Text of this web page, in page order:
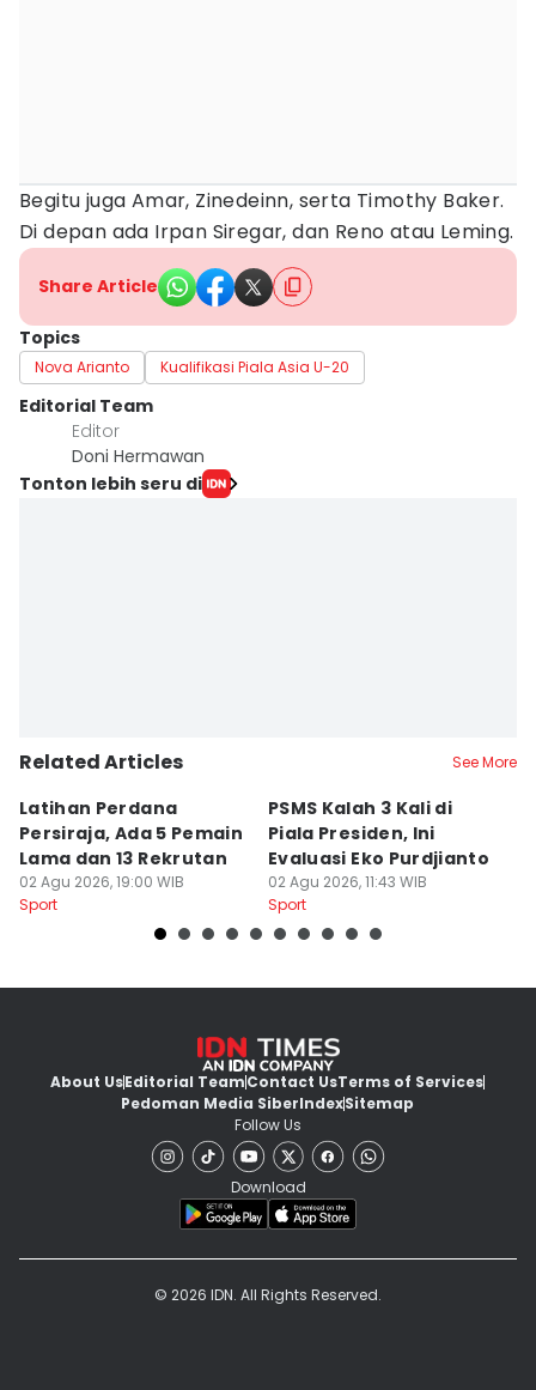
Begitu juga Amar, Zinedeinn, serta Timothy Baker.
Di depan ada Irpan Siregar, dan Reno atau Leming.
Share Article
Topics
Nova Arianto Kualifikasi Piala Asia U-20
Editorial Team
Editor
Doni Hermawan
Tonton lebih seru di
Related Articles See More
Latihan Perdana
Persiraja, Ada 5 Pemain
Lama dan 13 Rekrutan
02 Agu 2026, 19:00 WIB
Sport
PSMS Kalah 3 Kali di
Piala Presiden, Ini
Evaluasi Eko Purdjianto
02 Agu 2026, 11:43 WIB
Sport
About UsEditorial TeamContact UsTerms of Services
Pedoman Media SiberIndexSitemap
Follow Us
Download
© 2026 IDN. All Rights Reserved.